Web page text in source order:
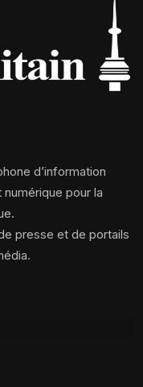
d’information
pour la
presse et de portails